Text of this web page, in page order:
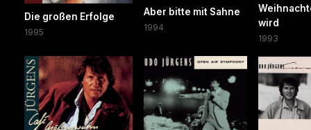
Die großen Erfolge
1995
Aber bitte mit Sahne
1994
wird
1993